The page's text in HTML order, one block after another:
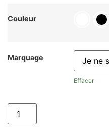
Couleur
Marquage
Effacer